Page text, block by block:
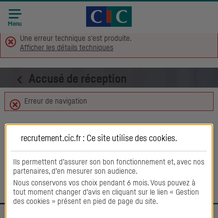
Accueil CIC Recrutement
Menu
Une erreur technique s'est produite.
Afficher les détails techniques
Accusé de réception
Erreur de navigation
Retour aux offres
recrutement.cic.fr : Ce site utilise des cookies.
Ils permettent d’assurer son bon fonctionnement et, avec nos
partenaires, d’en mesurer son audience.
Nous conservons vos choix pendant 6 mois. Vous pouvez à
tout moment changer d’avis en cliquant sur le lien « Gestion
des cookies » présent en pied de page du site.